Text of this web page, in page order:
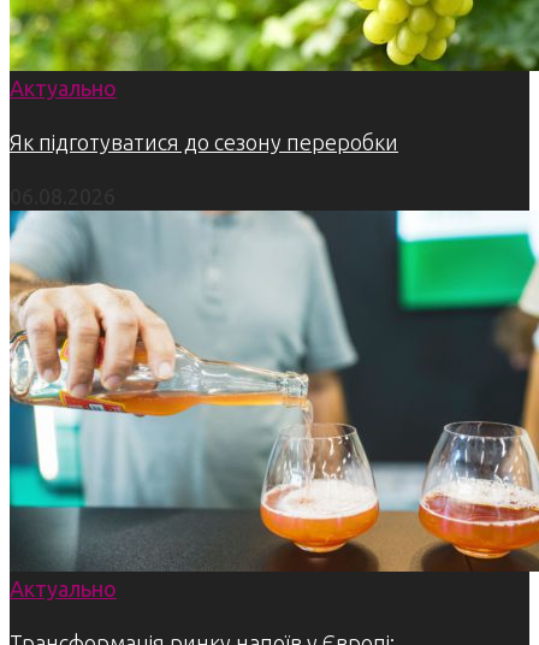
Актуально
Як підготуватися до сезону переробки
Актуально